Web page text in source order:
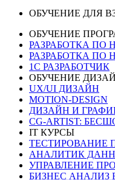
ОБУЧЕНИЕ ДЛЯ
ОБУЧЕНИЕ
РАЗРАБОТКА ПО
РАЗРАБОТКА ПО
1C РАЗРАБОТЧИК
ОБУЧЕНИЕ
UX/UI ДИЗАЙН
MOTION-DESIGN
ДИЗАЙН И
CG-ARTIST:
IT КУРСЫ
ТЕСТИРОВАНИЕ
АНАЛИТИК
УПРАВЛЕНИЕ
БИЗНЕС АНАЛИЗ